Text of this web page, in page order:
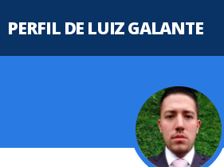
PERFIL DE LUIZ GALANTE